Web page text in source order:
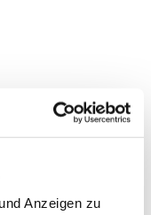
Anzeigen zu